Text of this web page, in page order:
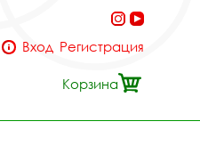
Вход Регистрация
Корзина